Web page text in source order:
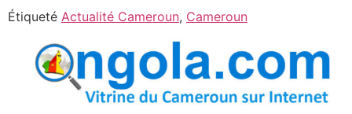
Étiqueté Actualité Cameroun, Cameroun